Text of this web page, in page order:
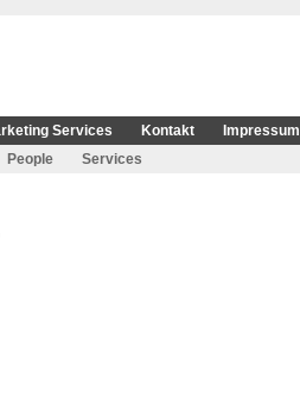
Services Kontakt
Impressum
People Services